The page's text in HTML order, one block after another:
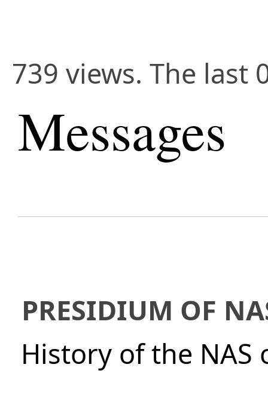
739 views. The last
Messages
PRESIDIUM OF
History of the NAS